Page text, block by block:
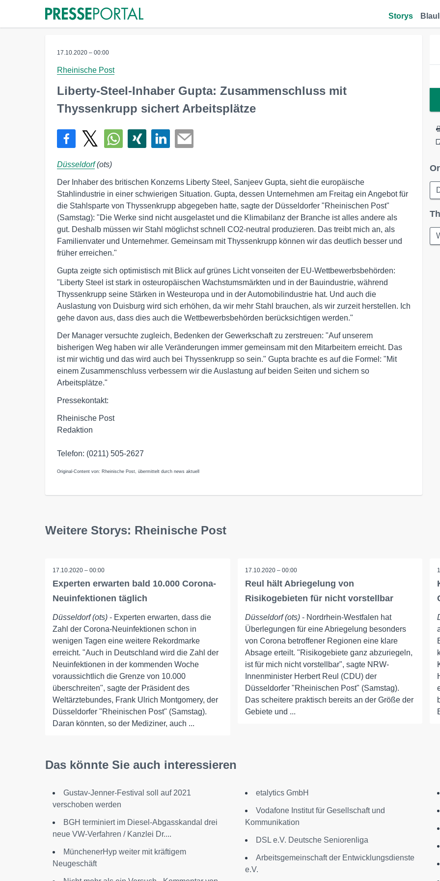
Storys
17.10.2020 – 00:00
Rheinische Post
Liberty-Steel-Inhaber Gupta: Zusammenschluss mit
Thyssenkrupp sichert Arbeitsplätze
Düsseldorf(ots)
Der Inhaber des britischen Konzerns Liberty Steel, Sanjeev Gupta, sieht die europäische
Stahlindustrie in einer schwierigen Situation. Gupta, dessen Unternehmen am Freitag ein Angebot für
die Stahlsparte von Thyssenkrupp abgegeben hatte, sagte der Düsseldorfer "Rheinischen Post"
(Samstag): "Die Werke sind nicht ausgelastet und die Klimabilanz der Branche ist alles andere als
gut. Deshalb müssen wir Stahl möglichst schnell CO2-neutral produzieren. Das treibt mich an, als
Familienvater und Unternehmer. Gemeinsam mit Thyssenkrupp können wir das deutlich besser und
früher erreichen."
Gupta zeigte sich optimistisch mit Blick auf grünes Licht vonseiten der EU-Wettbewerbsbehörden:
"Liberty Steel ist stark in osteuropäischen Wachstumsmärkten und in der Bauindustrie, während
Thyssenkrupp seine Stärken in Westeuropa und in der Automobilindustrie hat. Und auch die
Auslastung von Duisburg wird sich erhöhen, da wir mehr Stahl brauchen, als wir zurzeit herstellen. Ich
gehe davon aus, dass dies auch die Wettbewerbsbehörden berücksichtigen werden."
Der Manager versuchte zugleich, Bedenken der Gewerkschaft zu zerstreuen: "Auf unserem
bisherigen Weg haben wir alle Veränderungen immer gemeinsam mit den Mitarbeitern erreicht. Das
ist mir wichtig und das wird auch bei Thyssenkrupp so sein." Gupta brachte es auf die Formel: "Mit
einem Zusammenschluss verbessern wir die Auslastung auf beiden Seiten und sichern so
Arbeitsplätze."
Pressekontakt:
Rheinische Post
Redaktion
Telefon: (0211) 505-2627
Original-Content von: Rheinische Post, übermittelt durch news aktuell
Weitere Storys: Rheinische Post
17.10.2020 – 00:00
Experten erwarten bald 10.000 Corona-
Neuinfektionen täglich
Düsseldorf (ots) - Experten erwarten, dass die
Zahl der Corona-Neuinfektionen schon in
wenigen Tagen eine weitere Rekordmarke
erreicht. "Auch in Deutschland wird die Zahl der
Neuinfektionen in der kommenden Woche
voraussichtlich die Grenze von 10.000
überschreiten", sagte der Präsident des
Weltärztebundes, Frank Ulrich Montgomery, der
Düsseldorfer "Rheinischen Post" (Samstag).
Daran könnten, so der Mediziner, auch ...
17.10.2020 – 00:00
Reul hält Abriegelung von
Risikogebieten für nicht vorstellbar
Düsseldorf (ots)- Nordrhein-Westfalen hat
Überlegungen für eine Abriegelung besonders
von Corona betroffener Regionen eine klare
Absage erteilt. "Risikogebiete ganz abzuriegeln,
ist für mich nicht vorstellbar", sagte NRW-
Innenminister Herbert Reul (CDU) der
Düsseldorfer "Rheinischen Post" (Samstag).
Das scheitere praktisch bereits an der Größe der
Gebiete und ...
Das könnte Sie auch interessieren
Gustav-Jenner-Festival soll auf 2021
verschoben werden
BGH terminiert im Diesel-Abgasskandal drei
neue VW-Verfahren / Kanzlei Dr....
MünchenerHyp weiter mit kräftigem
Neugeschäft
etalytics GmbH
Vodafone Institut für Gesellschaft und
Kommunikation
DSL e.V. Deutsche Seniorenliga
Arbeitsgemeinschaft der Entwicklungsdienste
e.V.